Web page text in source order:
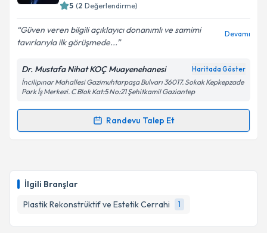
İlgili Branşlar
Plastik Rekonstrüktif ve Estetik Cerrahi
1
Kişisel verilerimin işlenmesine ilişkin
Aydınlatma
Metni'ni okudum ve kişisel verilerimin belirtilen
kapsamda işlenmesini kabul ediyorum.
Takvim Talebini Gönder
5 (2 Değerlendirme)
Güven veren bilgili açıklayıcı donanımlı ve samimi
tavırlarıyla ilk görüşmede...
Devamı
Dr. Mustafa Nihat KOÇ Muayenehanesi Haritada Göster
İncilipınar Mahallesi Gazimuhtarpaşa Bulvarı 36017. Sokak Kepkepzade
Park İş Merkezi. C Blok Kat:5 No:21 Şehitkamil Gaziantep
Randevu Talep Et
Randevu Takvimi Talebi
almanız için bir takvim hazırlandığında e-posta ile
bilgilendireceğiz.
E-posta Adresiniz